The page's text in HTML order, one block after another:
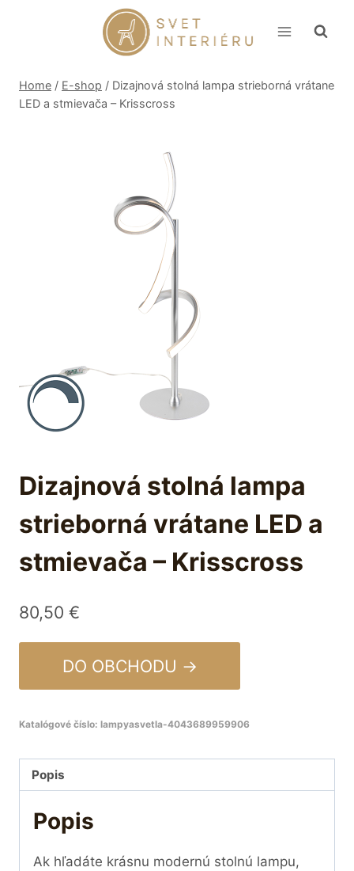
Home / E-shop / Dizajnová stolná lampa strieborná vrátane
LED a stmievača – Krisscross
Dizajnová stolná lampa
strieborná vrátane LED a
stmievača – Krisscross
80,50 €
DO OBCHODU →
Katalógové číslo: lampyasvetla-4043689959906
Popis
Popis
Ak hľadáte krásnu modernú stolnú lampu,